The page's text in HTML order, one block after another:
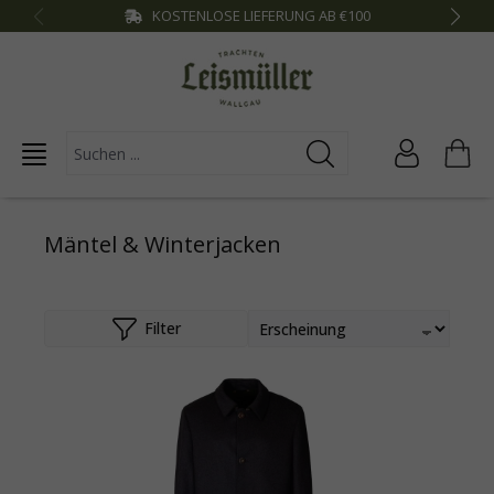
springen KOSTENLOSE LIEFERUNG AB €100
Mäntel & Winterjacken
Filter